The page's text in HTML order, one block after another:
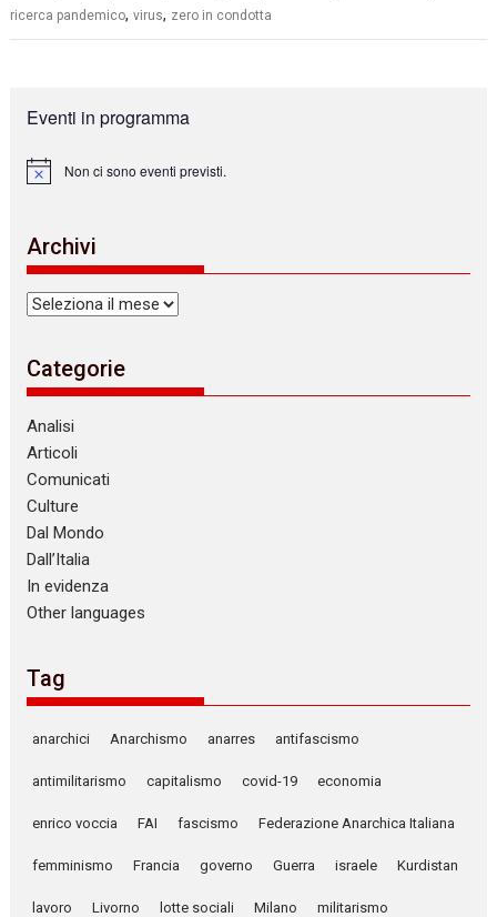
ricerca pandemico,virus, zero in condotta
Eventi in programma
N
c
e
Non ci sono eventi previsti.
Archivi
Archivi
Categorie
Analisi
Articoli
Comunicati
Culture
Dal Mondo
Dall’Italia
In evidenza
Other languages
Tag
anarchici Anarchismo anarres antifascismo
antimilitarismo capitalismo covid-19 economia
enrico voccia FAI fascismo Federazione Anarchica Italiana
femminismo Francia governo Guerra israele Kurdistan
lavoro Livorno lotte sociali Milano militarismo